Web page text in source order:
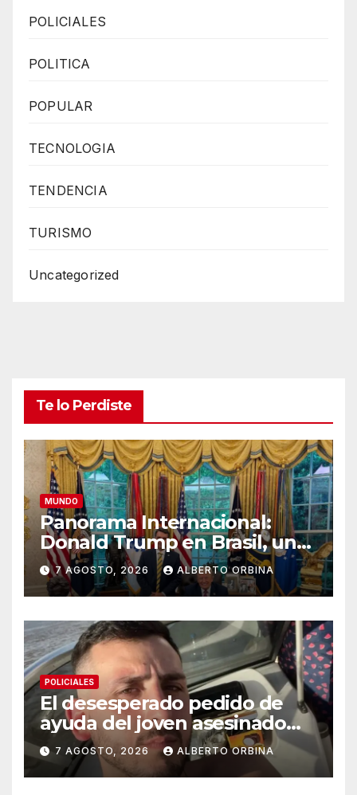
POLICIALES
POLITICA
POPULAR
TECNOLOGIA
TENDENCIA
TURISMO
Uncategorized
Te lo Perdiste
MUNDO
Panorama Internacional:
Donald Trump en Brasil, un
jefe de campaña en
problemas
7 AGOSTO, 2026 ALBERTO ORBINA
POLICIALES
El desesperado pedido de
ayuda del joven asesinado
por su novia: “Venite por
favor, Victoria me cortó,
estoy sangrando”
7 AGOSTO, 2026 ALBERTO ORBINA